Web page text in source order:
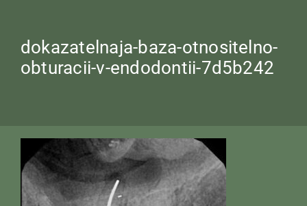
dokazatelnaja-baza-otnositelno-
obturacii-v-endodontii-7d5b242